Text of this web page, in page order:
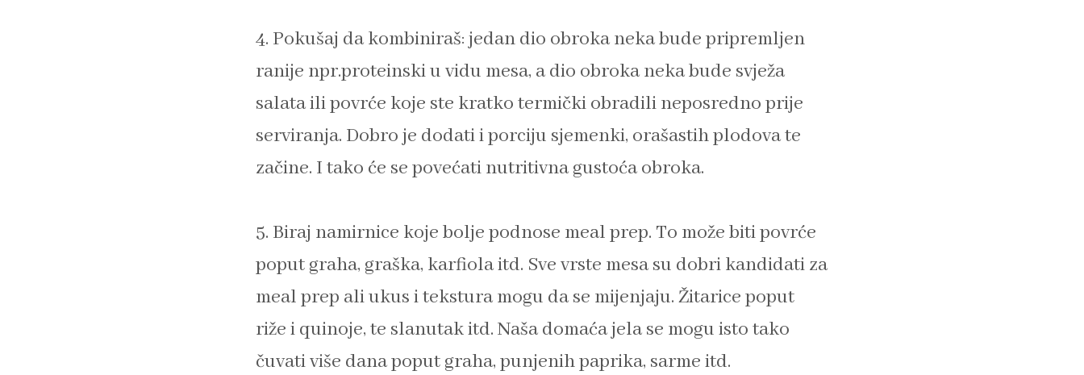
4. Pokušaj da kombiniraš: jedan dio obroka neka bude pripremljen
ranije npr.proteinski u vidu mesa, a dio obroka neka bude svježa
salata ili povrće koje ste kratko termički obradili neposredno prije
serviranja. Dobro je dodati i porciju sjemenki, orašastih plodova te
začine. I tako će se povećati nutritivna gustoća obroka.
5. Biraj namirnice koje bolje podnose meal prep. To može biti povrće
poput graha, graška, karfiola itd. Sve vrste mesa su dobri kandidati za
meal prep ali ukus i tekstura mogu da se mijenjaju. Žitarice poput
riže i quinoje, te slanutak itd. Naša domaća jela se mogu isto tako
čuvati više dana poput graha, punjenih paprika, sarme itd.